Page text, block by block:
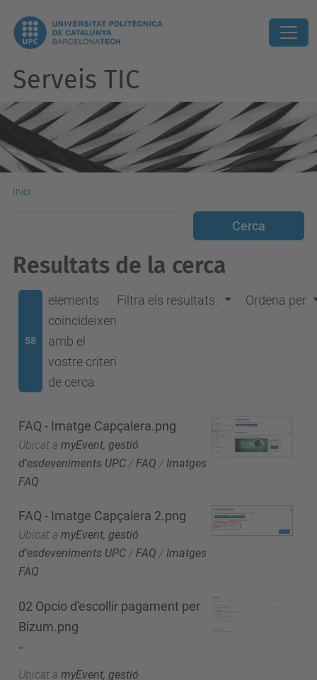
Serveis TIC
Inici
Resultats de la cerca
58
elements
coincideixen
amb el
vostre criteri
de cerca
Filtra els resultats. Ordena per
FAQ - Imatge Capçalera.png
Ubicat a myEvent, gestió
d'esdeveniments UPC / FAQ / Imatges
FAQ
FAQ - Imatge Capçalera 2.png
Ubicat a myEvent, gestió
d'esdeveniments UPC /FAQ / Imatges
FAQ
02 Opcio d'escollir pagament per
Bizum.png
""
Ubicat a myEvent, gestió